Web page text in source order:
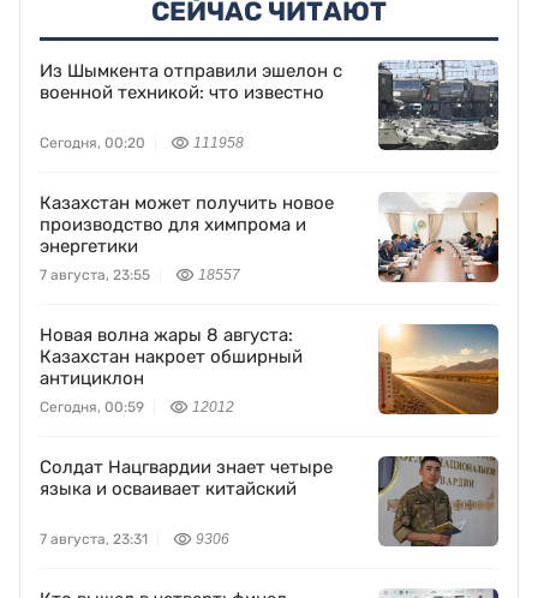
СЕЙЧАС ЧИТАЮТ
Из Шымкента отправили эшелон с
военной техникой: что известно
Сегодня, 00:20 111958
Казахстан может получить новое
производство для химпрома и
энергетики
7 августа, 23:55 18557
Новая волна жары 8 августа:
Казахстан накроет обширный
антициклон
Сегодня, 00:59 12012
Солдат Нацгвардии знает четыре
языка и осваивает китайский
7 августа, 23:31 9306